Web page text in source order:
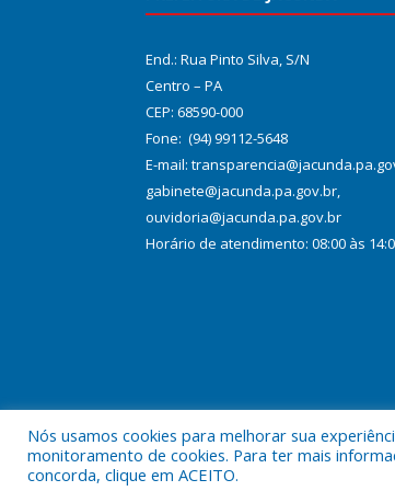
End.: Rua Pinto Silva, S/N
Centro – PA
CEP: 68590-000
Fone: (94) 99112-5648
E-mail:
gabinete@jacunda.pa.gov.br,
ouvidoria@jacunda.pa.gov.br
Horário de atendimento: 08:00 às
Todos os direitos reservados a
Nós usamos cookies para melhorar sua
monitoramento de cookies. Para ter mais
concorda, clique em ACEITO.